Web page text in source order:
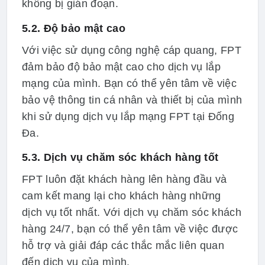
không bị gián đoạn.
5.2. Độ bảo mật cao
Với việc sử dụng công nghệ cáp quang, FPT
đảm bảo độ bảo mật cao cho dịch vụ lắp
mạng của mình. Bạn có thể yên tâm về việc
bảo vệ thông tin cá nhân và thiết bị của mình
khi sử dụng dịch vụ lắp mạng FPT tại Đống
Đa.
5.3. Dịch vụ chăm sóc khách hàng tốt
FPT luôn đặt khách hàng lên hàng đầu và
cam kết mang lại cho khách hàng những
dịch vụ tốt nhất. Với dịch vụ chăm sóc khách
hàng 24/7, bạn có thể yên tâm về việc được
hỗ trợ và giải đáp các thắc mắc liên quan
đến dịch vụ của mình.